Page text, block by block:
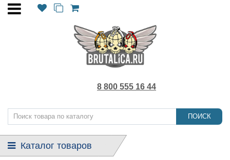
8 800 555 16 44
ПОИСК
Каталог товаров